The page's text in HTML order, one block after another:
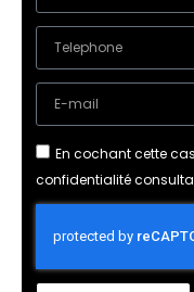
En cochant cette
confidentialité